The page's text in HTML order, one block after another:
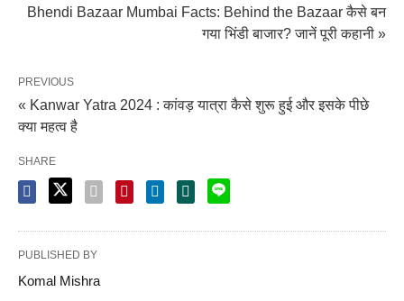
Bhendi Bazaar Mumbai Facts: Behind the Bazaar कैसे बन
गया भिंडी बाजार? जानें पूरी कहानी »
PREVIOUS
« Kanwar Yatra 2024 : कांवड़ यात्रा कैसे शुरू हुई और इसके पीछे
क्या महत्व है
SHARE
PUBLISHED BY
Komal Mishra